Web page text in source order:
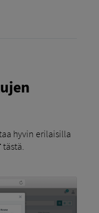
hyvin erilaisilla
tästä.